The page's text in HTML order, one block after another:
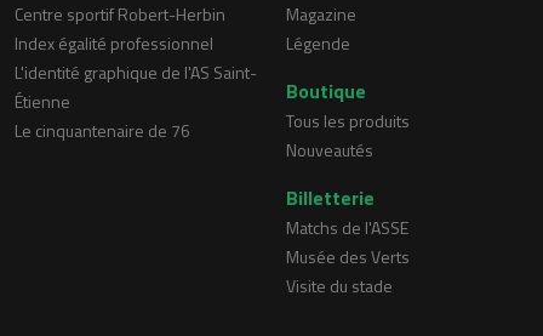
Centre sportif Robert-Herbin
Index égalité professionnel
L'identité graphique de l'AS Saint-
Étienne
Le cinquantenaire de 76
Magazine
Légende
Boutique
Tous les produits
Nouveautés
Billetterie
Matchs de l'ASSE
Musée des Verts
Visite du stade